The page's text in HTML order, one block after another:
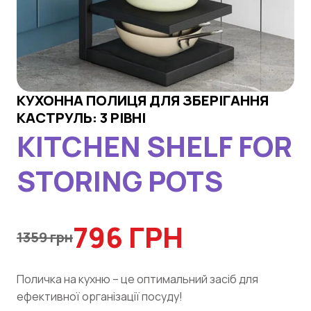
КУХОННА ПОЛИЦЯ ДЛЯ ЗБЕРІГАННЯ
КАСТРУЛЬ: 3 РІВНІ
KITCHEN SHELF FOR
STORING POTS
1359 грн796 ГРН
Поличка на кухню – це оптимальний засіб для
ефективної організації посуду!